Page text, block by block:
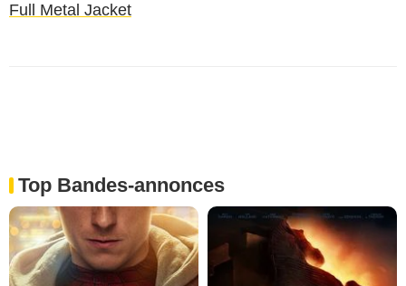
Full Metal Jacket
Top Bandes-annonces